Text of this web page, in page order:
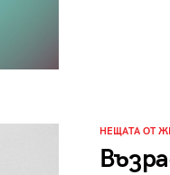
НЕЩАТА ОТ